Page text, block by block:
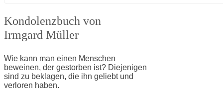
Kondolenzbuch von
Irmgard Müller
Wie kann man einen Menschen
beweinen, der gestorben ist? Diejenigen
sind zu beklagen, die ihn geliebt und
verloren haben.